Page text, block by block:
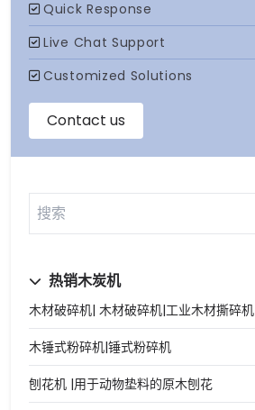
热销木炭机
木材破碎机| 木材破碎机|工业木材撕碎机
木锤式粉碎机|锤式粉碎机
刨花机 |用于动物垫料的原木刨花